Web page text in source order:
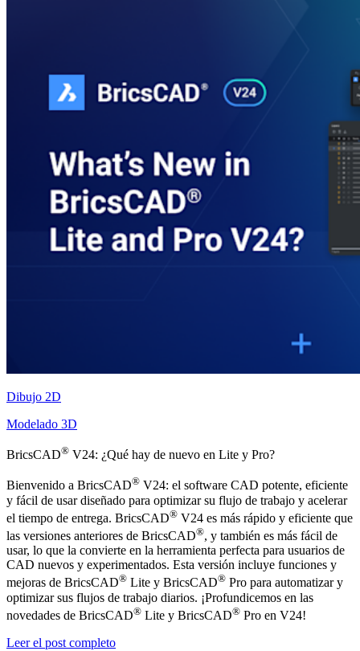
Dibujo 2D
Modelado 3D
BricsCAD® V24: ¿Qué hay de nuevo en Lite y Pro?
Bienvenido a BricsCAD® V24: el software CAD potente, eficiente
y fácil de usar diseñado para optimizar su flujo de trabajo y acelerar
el tiempo de entrega. BricsCAD® V24 es más rápido y eficiente que
las versiones anteriores de BricsCAD®, y también es más fácil de
usar, lo que la convierte en la herramienta perfecta para usuarios de
CAD nuevos y experimentados. Esta versión incluye funciones y
mejoras de BricsCAD® Lite y BricsCAD® Pro para automatizar y
optimizar sus flujos de trabajo diarios. ¡Profundicemos en las
novedades de BricsCAD® Lite y BricsCAD® Pro en V24!
Leer el post completo